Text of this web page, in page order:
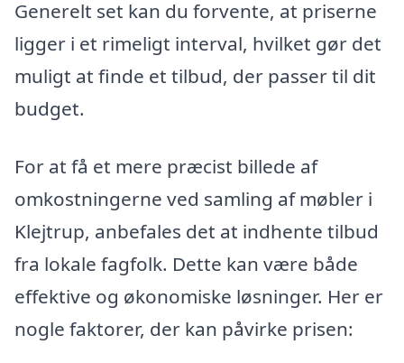
Generelt set kan du forvente, at priserne
ligger i et rimeligt interval, hvilket gør det
muligt at finde et tilbud, der passer til dit
budget.
For at få et mere præcist billede af
omkostningerne ved samling af møbler i
Klejtrup, anbefales det at indhente tilbud
fra lokale fagfolk. Dette kan være både
effektive og økonomiske løsninger. Her er
nogle faktorer, der kan påvirke prisen: